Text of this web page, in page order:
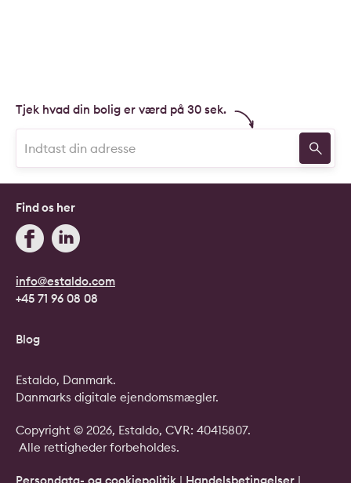
Tjek hvad din bolig er værd på 30 sek.
info@estaldo.com
+45 71 96 08 08
Find os her
Blog
Copyright © 2026, Estaldo, CVR: 40415807.
Alle rettigheder forbeholdes.
Persondata- og cookiepolitik | Handelsbetingelser |
Estaldo, Danmark.
Danmarks digitale ejendomsmægler.